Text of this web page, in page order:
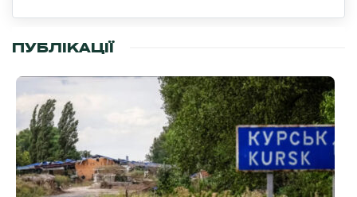
ПУБЛІКАЦІЇ